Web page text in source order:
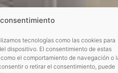
tecnologías como las cookies para
dispositivo. El consentimiento de estas
el comportamiento de navegación o
o retirar el consentimiento, puede